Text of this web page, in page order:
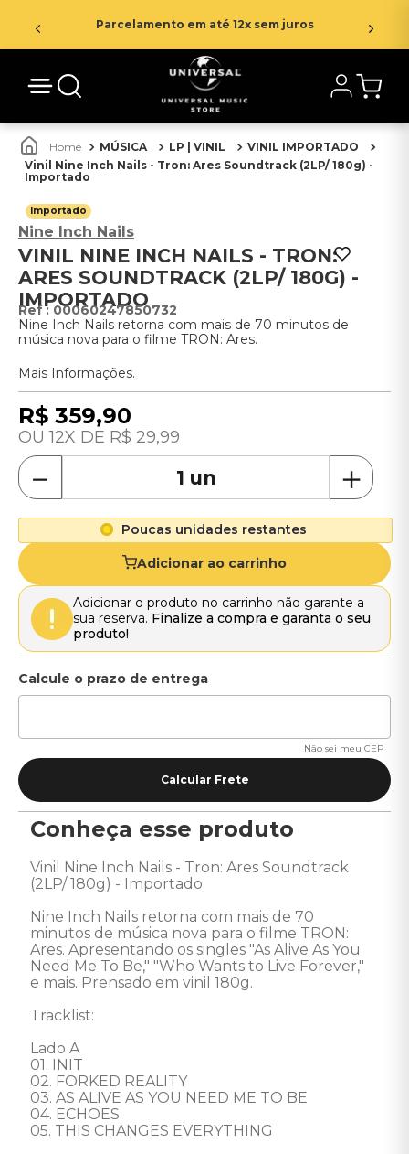
Parcelamento em até 12x sem juros
MÚSICA LP | VINIL
VINIL IMPORTADO
Vinil Nine Inch Nails - Tron: Ares Soundtrack (2LP/ 180g) -
Importado
Importado
Nine Inch Nails
VINIL NINE INCH NAILS - TRON:
ARES SOUNDTRACK (2LP/ 180G) -
IMPORTADO
: 00060247850732
Nine Inch Nails retorna com mais de 70 minutos de
música nova para o filme TRON: Ares.
Mais Informações.
R$ 359,90
12 R$ 29,99
＋
－
Poucas unidades restantes
Adicionar ao carrinho
Adicionar o produto no carrinho não garante a
sua reserva. Finalize a compra e garanta o seu
produto!
Não sei meu CEP
Conheça esse produto
Vinil Nine Inch Nails - Tron: Ares Soundtrack
(2LP/ 180g) - Importado
Nine Inch Nails retorna com mais de 70
minutos de música nova para o filme TRON:
Ares. Apresentando os singles "As Alive As You
Need Me To Be," "Who Wants to Live Forever,"
e mais. Prensado em vinil 180g.
Tracklist:
Lado A
01. INIT
02. FORKED REALITY
03. AS ALIVE AS YOU NEED ME TO BE
04. ECHOES
05. THIS CHANGES EVERYTHING